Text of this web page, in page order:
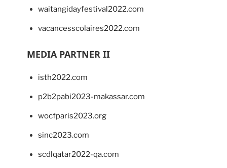
waitangidayfestival2022.com
vacancesscolaires2022.com
MEDIA PARTNER II
isth2022.com
p2b2pabi2023-makassar.com
wocfparis2023.org
sinc2023.com
scdlqatar2022-qa.com